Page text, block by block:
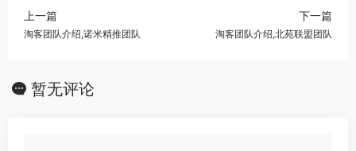
上一篇
淘客团队介绍,诺米精推团队
下一篇
淘客团队介绍,北苑联盟团队
暂无评论